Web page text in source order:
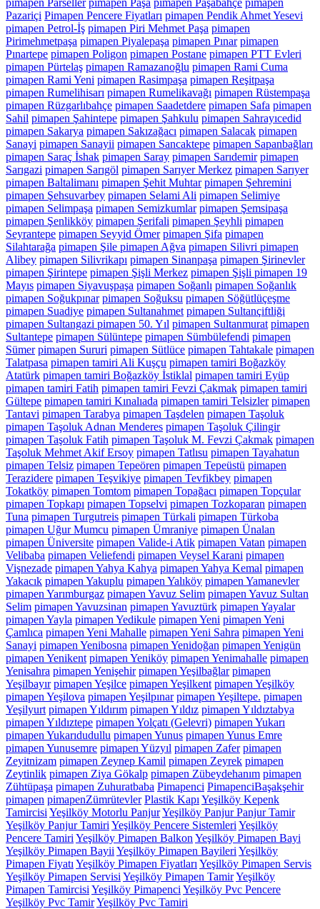
pimapen Parseller pimapen Paşa pimapen Paşabahçe pimapen
Pazariçi Pimapen Pencere Fiyatları pimapen Pendik Ahmet Yesevi
pimapen Petrol-İş pimapen Piri Mehmet Paşa pimapen
Pirimehmetpaşa pimapen Piyalepaşa pimapen Pınar pimapen
Pınartepe pimapen Poligon pimapen Postane pimapen PTT Evleri
pimapen Pürtelaş pimapen Ramazanoğlu pimapen Rami Cuma
pimapen Rami Yeni pimapen Rasimpaşa pimapen Reşitpaşa
pimapen Rumelihisarı pimapen Rumelikavağı pimapen Rüstempaşa
pimapen Rüzgarlıbahçe pimapen Saadetdere pimapen Safa pimapen
Sahil pimapen Şahintepe pimapen Şahkulu pimapen Sahrayıcedid
pimapen Sakarya pimapen Sakızağacı pimapen Salacak pimapen
Sanayi pimapen Sanayii pimapen Sancaktepe pimapen Sapanbağları
pimapen Saraç İshak pimapen Saray pimapen Sarıdemir pimapen
Sarıgazi pimapen Sarıgöl pimapen Sarıyer Merkez pimapen Sarıyer
pimapen Baltalimanı pimapen Şehit Muhtar pimapen Şehremini
pimapen Şehsuvarbey pimapen Selami Ali pimapen Selimiye
pimapen Selimpaşa pimapen Semizkumlar pimapen Şemsipaşa
pimapen Şenlikköy pimapen Şerifali pimapen Şeyhli pimapen
Seyrantepe pimapen Seyyid Ömer pimapen Şifa pimapen
Silahtarağa pimapen Şile pimapen Ağva pimapen Silivri pimapen
Alibey pimapen Silivrikapı pimapen Sinanpaşa pimapen Şirinevler
pimapen Şirintepe pimapen Şişli Merkez pimapen Şişli pimapen 19
Mayıs pimapen Siyavuşpaşa pimapen Soğanlı pimapen Soğanlık
pimapen Soğukpınar pimapen Soğuksu pimapen Söğütlüçeşme
pimapen Suadiye pimapen Sultanahmet pimapen Sultançiftliği
pimapen Sultangazi pimapen 50. Yıl pimapen Sultanmurat pimapen
Sultantepe pimapen Sülüntepe pimapen Sümbülefendi pimapen
Sümer pimapen Sururi pimapen Sütlüce pimapen Tahtakale pimapen
Talatpasa pimapen tamiri Ali Kuşçu pimapen tamiri Boğazköy
Atatürk pimapen tamiri Boğazköy İstiklal pimapen tamiri Eyüp
pimapen tamiri Fatih pimapen tamiri Fevzi Çakmak pimapen tamiri
Gültepe pimapen tamiri Kınalıada pimapen tamiri Telsizler pimapen
Tantavi pimapen Tarabya pimapen Taşdelen pimapen Taşoluk
pimapen Taşoluk Adnan Menderes pimapen Taşoluk Çilingir
pimapen Taşoluk Fatih pimapen Taşoluk M. Fevzi Çakmak pimapen
Taşoluk Mehmet Akif Ersoy pimapen Tatlısu pimapen Tayahatun
pimapen Telsiz pimapen Tepeören pimapen Tepeüstü pimapen
Terazidere pimapen Teşvikiye pimapen Tevfikbey pimapen
Tokatköy pimapen Tomtom pimapen Topağacı pimapen Topçular
pimapen Topkapı pimapen Topselvi pimapen Tozkoparan pimapen
Tuna pimapen Turgutreis pimapen Türkali pimapen Türkoba
pimapen Uğur Mumcu pimapen Ümraniye pimapen Ünalan
pimapen Üniversite pimapen Valide-i Atik pimapen Vatan pimapen
Velibaba pimapen Veliefendi pimapen Veysel Karani pimapen
Vişnezade pimapen Yahya Kahya pimapen Yahya Kemal pimapen
Yakacık pimapen Yakuplu pimapen Yalıköy pimapen Yamanevler
pimapen Yarımburgaz pimapen Yavuz Selim pimapen Yavuz Sultan
Selim pimapen Yavuzsinan pimapen Yavuztürk pimapen Yayalar
pimapen Yayla pimapen Yedikule pimapen Yeni pimapen Yeni
Çamlıca pimapen Yeni Mahalle pimapen Yeni Sahra pimapen Yeni
Sanayi pimapen Yenibosna pimapen Yenidoğan pimapen Yenigün
pimapen Yenikent pimapen Yeniköy pimapen Yenimahalle pimapen
Yenisahra pimapen Yenişehir pimapen Yeşilbağlar pimapen
Yeşilbayır pimapen Yeşilce pimapen Yeşilkent pimapen Yeşilköy
pimapen Yeşilova pimapen Yeşilpınar pimapen Yeşiltepe. pimapen
Yeşilyurt pimapen Yıldırım pimapen Yıldız pimapen Yıldıztabya
pimapen Yıldıztepe pimapen Yolçatı (Gelevri) pimapen Yukarı
pimapen Yukarıdudullu pimapen Yunus pimapen Yunus Emre
pimapen Yunusemre pimapen Yüzyıl pimapen Zafer pimapen
Zeyitnizam pimapen Zeynep Kamil pimapen Zeyrek pimapen
Zeytinlik pimapen Ziya Gökalp pimapen Zübeydehanım pimapen
Zühtüpaşa pimapen Zuhuratbaba Pimapenci PimapenciBaşakşehir
pimapen pimapenZümrütevler Plastik Kapı Yeşilköy Kepenk
Tamircisi Yeşilköy Motorlu PanjurYeşilköy Panjur Panjur Tamir
Yeşilköy Panjur Tamiri Yeşilköy Pencere Sistemleri Yeşilköy
Pencere Tamiri Yeşilköy Pimapen Balkon Yeşilköy Pimapen Bayi
Yeşilköy Pimapen Bayii Yeşilköy Pimapen Bayileri Yeşilköy
Pimapen Fiyatı Yeşilköy Pimapen Fiyatları Yeşilköy Pimapen Servis
Yeşilköy Pimapen Servisi Yeşilköy Pimapen TamirYeşilköy
Pimapen Tamircisi Yeşilköy Pimapenci Yeşilköy Pvc Pencere
Yeşilköy Pvc TamirYeşilköy Pvc Tamiri